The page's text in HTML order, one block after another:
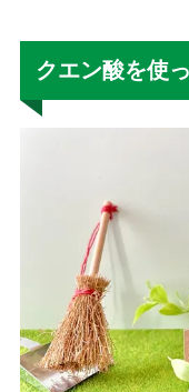
クエン酸を使